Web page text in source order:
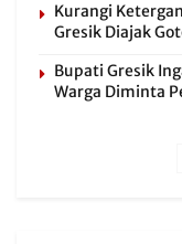
Kurangi
Gresik Diajak
Bupati Gresik
Warga Diminta